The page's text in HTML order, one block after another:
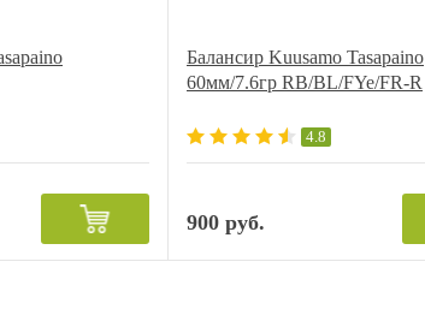
Балансир Kuusamo Tasapaino
60мм/7.6гр RB/BL/FYe/FR-R
4.8
900 руб.